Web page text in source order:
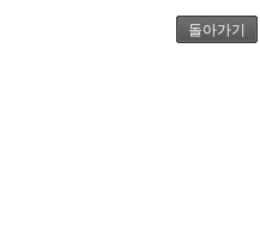
돌아가기